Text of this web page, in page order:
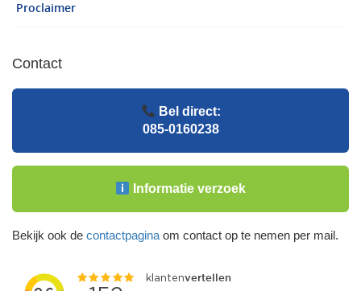
Proclaimer
Contact
Bel direct:
085-0160238
Informatie verzoek
Bekijk ook de contactpagina om contact op te nemen per mail.